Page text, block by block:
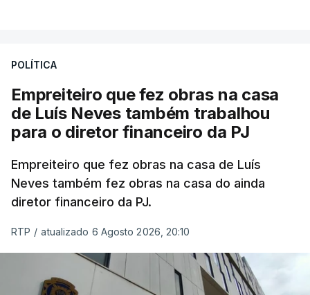
POLÍTICA
Empreiteiro que fez obras na casa
de Luís Neves também trabalhou
para o diretor financeiro da PJ
Empreiteiro que fez obras na casa de Luís
Neves também fez obras na casa do ainda
diretor financeiro da PJ.
RTP / atualizado 6 Agosto 2026, 20:10